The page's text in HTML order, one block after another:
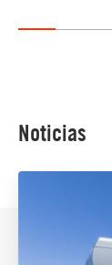
Noticias